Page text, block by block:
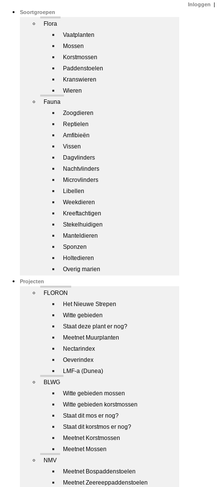
Soortgroepen
Flora
Vaatplanten
Mossen
Korstmossen
Paddenstoelen
Kranswieren
Wieren
Fauna
Zoogdieren
Reptielen
Amfibieën
Vissen
Dagvlinders
Nachtvlinders
Microvlinders
Libellen
Weekdieren
Kreeftachtigen
Stekelhuidigen
Manteldieren
Sponzen
Holtedieren
Overig marien
Projecten
FLORON
Het Nieuwe Strepen
Witte gebieden
Staat deze plant er nog?
Meetnet Muurplanten
Nectarindex
Oeverindex
LMF-a (Dunea)
BLWG
Witte gebieden mossen
Witte gebieden korstmossen
Staat dit mos er nog?
Staat dit korstmos er nog?
Meetnet Korstmossen
Meetnet Mossen
NMV
Meetnet Bospaddenstoelen
Meetnet Zeereeppaddenstoelen
Inloggen |